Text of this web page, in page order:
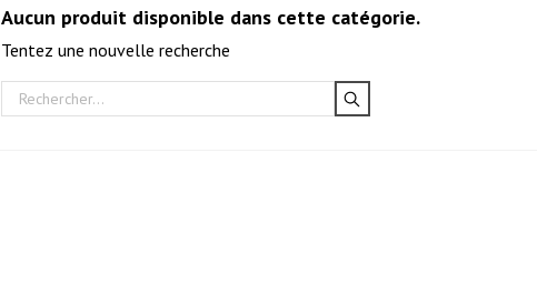
Aucun produit disponible dans cette catégorie.
Tentez une nouvelle recherche